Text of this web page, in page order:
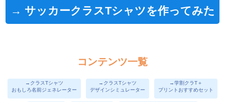
→ サッカークラスTシャツを作ってみた
コンテンツ一覧
→クラスTシャツ
おもしろ名前ジェネレーター
→クラスTシャツ
デザインシミュレーター
→学割クラT＋
プリントおすすめセット